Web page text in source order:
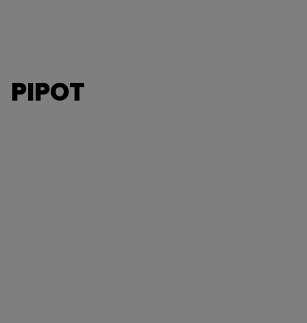
PIPOT